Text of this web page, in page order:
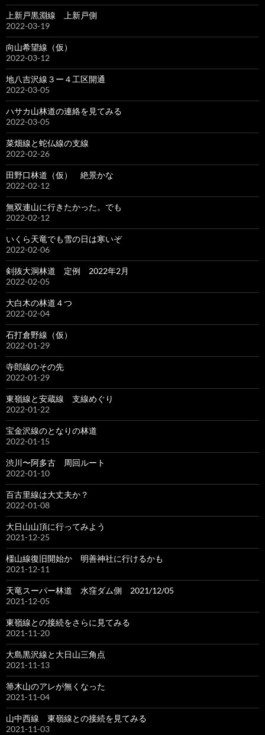
上新戸黒淵線 上新戸側
2022-03-19
向山希望線（仮）
2022-03-12
地八吉沢線３ー４工区開通
2022-03-05
ハサカ山林道の連絡を見てみる
2022-03-05
菜畑線と蛇仏線の支線
2022-02-26
田野口林道（仮） 絶景かな
2022-02-12
無双連山に行きたかった。でも
2022-02-12
いくら天竜でも雪の日は寒いぞ
2022-02-06
剣抜大洞林道 定例 2022年2月
2022-02-05
大白木の林道４つ
2022-02-04
石打倉野線（仮）
2022-01-29
寺郎線のその先
2022-01-29
東嶺線と安蔵線 支線めぐり
2022-01-22
宝金沢線のとなりの林道
2022-01-15
渋川〜阿多古 周回ルート
2022-01-10
百古里線は大丈夫か？
2022-01-08
大日山山頂に行ってみよう
2021-12-25
橿山線復旧開始か 明善神社に行けるかも
2021-12-11
天竜スーパー林道 水窪ダム側 2021/12/05
2021-12-05
東嶺線との接続をさらに見てみる
2021-11-20
大島黒沢線と大日山三角点
2021-11-13
箒木山のアレが無くなった
2021-11-04
山中西線 東嶺線との接続を見てみる
2021-11-03